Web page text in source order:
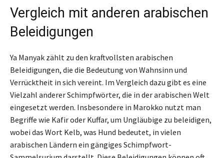
Vergleich mit anderen arabischen
Beleidigungen
Ya Manyak zählt zu den kraftvollsten arabischen
Beleidigungen, die die Bedeutung von Wahnsinn und
Verrücktheit in sich vereint. Im Vergleich dazu gibt es eine
Vielzahl anderer Schimpfwörter, die in der arabischen Welt
eingesetzt werden. Insbesondere in Marokko nutzt man
Begriffe wie Kafir oder Kuffar, um Ungläubige zu beleidigen,
wobei das Wort Kelb, was Hund bedeutet, in vielen
arabischen Ländern ein gängiges Schimpfwort-